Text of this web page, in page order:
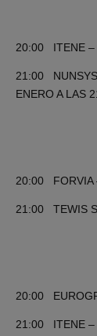
20:00 ITENE
21:00
ENERO A LAS
20:00 FORVIA
21:00 TEWIS
20:00
21:00 ITENE –